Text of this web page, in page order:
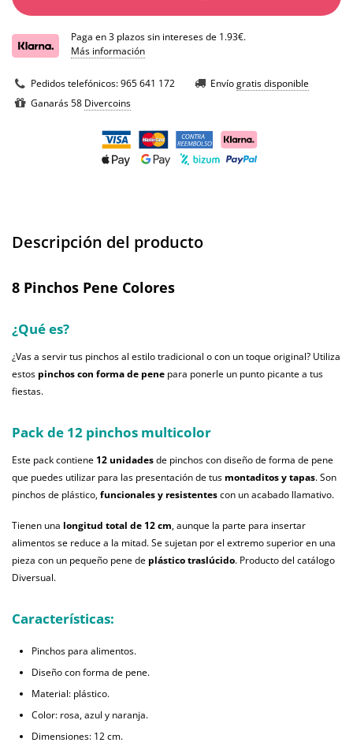
Paga en 3 plazos sin intereses de 1.93€.
Más información
Pedidos telefónicos:965 641 172 Envíogratis disponible
Ganarás 58 Divercoins
Descripción del producto
8 Pinchos Pene Colores
¿Qué es?
¿Vas a servir tus pinchos al estilo tradicional o con un toque original? Utiliza
estos pinchos con forma de pene para ponerle un punto picante a tus
fiestas.
Pack de 12 pinchos multicolor
Este pack contiene 12 unidadesde pinchos con diseño de forma de pene
que puedes utilizar para las presentación de tus montaditos y tapas. Son
pinchos de plástico,funcionales y resistentescon un acabado llamativo.
Tienen una longitud total de 12 cm, aunque la parte para insertar
alimentos se reduce a la mitad. Se sujetan por el extremo superior en una
pieza con un pequeño pene de plástico traslúcido. Producto del catálogo
Diversual.
Características:
Pinchos para alimentos.
Diseño con forma de pene.
Material: plástico.
Color: rosa, azul y naranja.
Dimensiones: 12 cm.